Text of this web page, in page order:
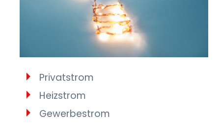
Privatstrom
Heizstrom
Gewerbestrom